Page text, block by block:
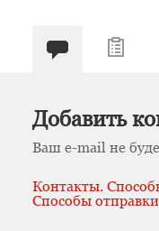
Добавить
Ваш e-mail не
Контакты.
Способы отправки